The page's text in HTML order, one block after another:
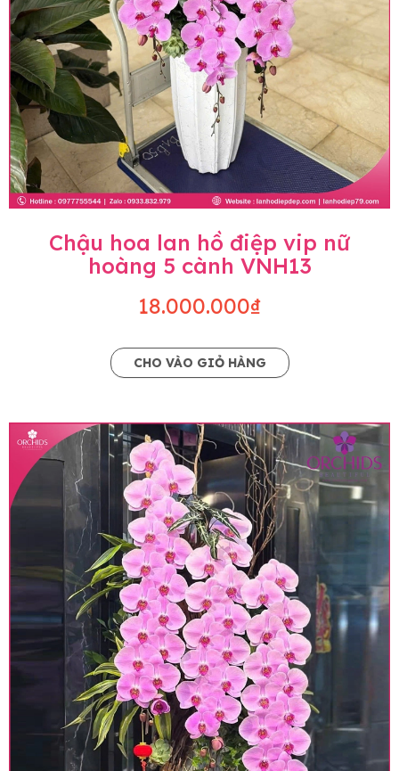
Chậu hoa lan hồ điệp vip nữ
hoàng 5 cành VNH13
18.000.000₫
CHO VÀO GIỎ HÀNG